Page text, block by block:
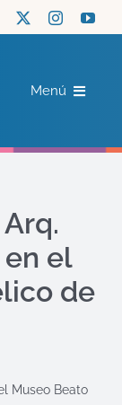
Menú
el
de
Museo Beato